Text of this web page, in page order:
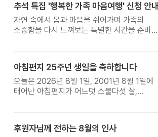
추석 특집 '행복한 가족 마음여행' 신청 안내
자연 속에서 몸과 마음을 쉬어가며 가족의
소중함을 다시 느껴보는 특별한 시간을 준비해
아침편지 25주년 생일을 축하합니다
오늘은 2026년 8월 1일, 2001년 8월 1일에
태어난 아침편지가 어느덧 스물다섯 살,
후원자님께 전하는 8월의 인사